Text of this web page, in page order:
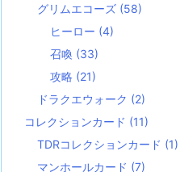
グリムエコーズ (58)
ヒーロー (4)
召喚 (33)
攻略 (21)
ドラクエウォーク (2)
コレクションカード (11)
TDRコレクションカード (1)
マンホールカード (7)